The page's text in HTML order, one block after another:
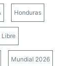
Honduras
Libre
Mundial 2026